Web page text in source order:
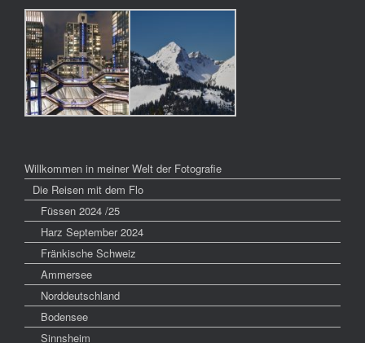
Willkommen in meiner Welt der Fotografie
Die Reisen mit dem Flo
Füssen 2024 /25
Harz September 2024
Fränkische Schweiz
Ammersee
Norddeutschland
Bodensee
Sinnsheim